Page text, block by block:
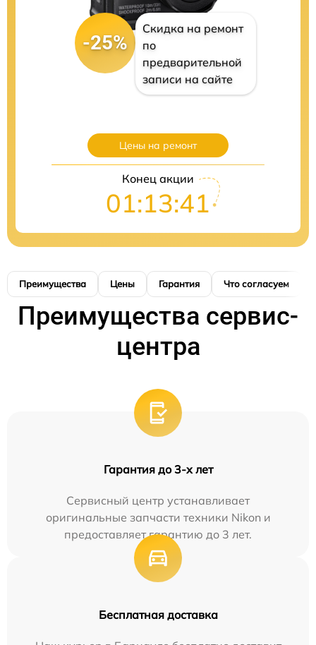
-25%
Скидка на ремонт
по
предварительной
записи на сайте
Цены на ремонт
Конец акции
01:13:40
Преимущества Цены Гарантия Что согласуем
Преимущества сервис-
центра
Гарантия до 3-х лет
Сервисный центр устанавливает
оригинальные запчасти техники Nikon и
предоставляет гарантию до 3 лет.
Бесплатная доставка